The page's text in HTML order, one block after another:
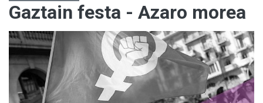
Gaztain festa - Azaro morea